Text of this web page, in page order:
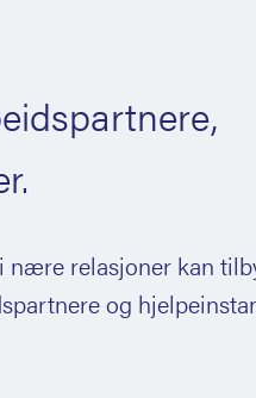
nære relasjoner kan
og